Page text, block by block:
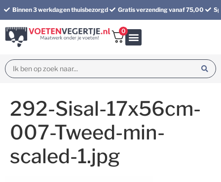
Binnen 3 werkdagen thuisbezorgd Gratis verzending vanaf 75,00
0
292-Sisal-17x56cm-
007-Tweed-min-
scaled-1.jpg